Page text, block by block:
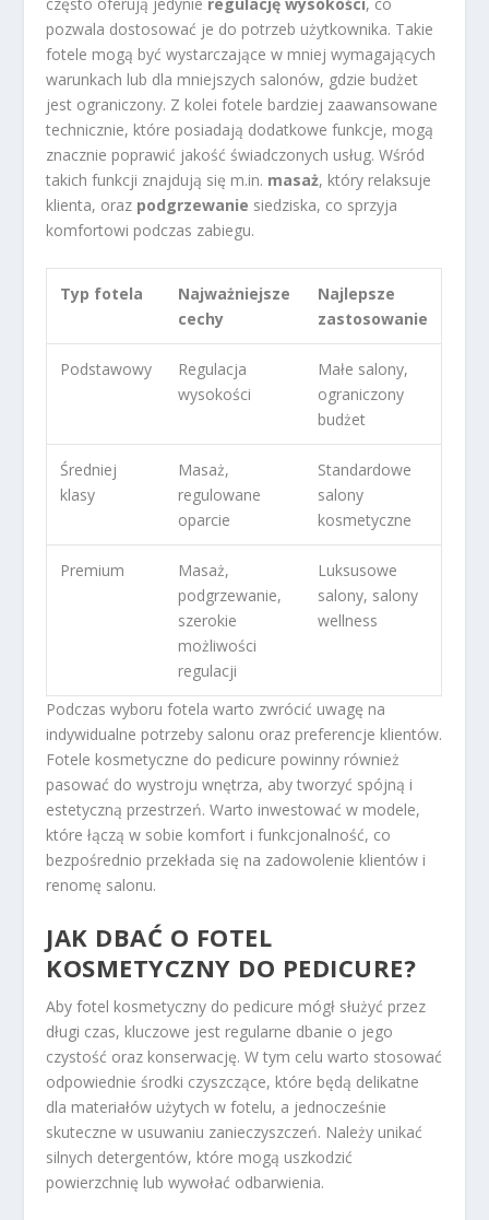
często oferują jedynie regulację wysokości, co
pozwala dostosować je do potrzeb użytkownika. Takie
fotele mogą być wystarczające w mniej wymagających
warunkach lub dla mniejszych salonów, gdzie budżet
jest ograniczony. Z kolei fotele bardziej zaawansowane
technicznie, które posiadają dodatkowe funkcje, mogą
znacznie poprawić jakość świadczonych usług. Wśród
takich funkcji znajdują się m.in. masaż, który relaksuje
klienta, oraz podgrzewanie siedziska, co sprzyja
komfortowi podczas zabiegu.
Typ fotela
Najważniejsze
cechy
Najlepsze
zastosowanie
Podstawowy
Regulacja
wysokości
Małe salony,
ograniczony
budżet
Średniej
klasy
Masaż,
regulowane
oparcie
Standardowe
salony
kosmetyczne
Premium
Masaż,
podgrzewanie,
szerokie
możliwości
regulacji
Luksusowe
salony, salony
wellness
Podczas wyboru fotela warto zwrócić uwagę na
indywidualne potrzeby salonu oraz preferencje klientów.
Fotele kosmetyczne do pedicure powinny również
pasować do wystroju wnętrza, aby tworzyć spójną i
estetyczną przestrzeń. Warto inwestować w modele,
które łączą w sobie komfort i funkcjonalność, co
bezpośrednio przekłada się na zadowolenie klientów i
renomę salonu.
JAK DBAĆ O FOTEL
KOSMETYCZNY DO PEDICURE?
Aby fotel kosmetyczny do pedicure mógł służyć przez
długi czas, kluczowe jest regularne dbanie o jego
czystość oraz konserwację. W tym celu warto stosować
odpowiednie środki czyszczące, które będą delikatne
dla materiałów użytych w fotelu, a jednocześnie
skuteczne w usuwaniu zanieczyszczeń. Należy unikać
silnych detergentów, które mogą uszkodzić
powierzchnię lub wywołać odbarwienia.